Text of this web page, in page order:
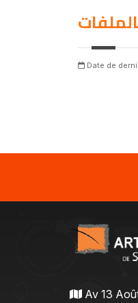
بالملفات
Date de
Av 13